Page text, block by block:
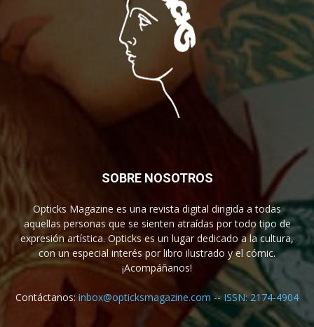
SOBRE NOSOTROS
Opticks Magazine es una revista digital dirigida a todas
aquellas personas que se sienten atraídas por todo tipo de
expresión artística. Opticks es un lugar dedicado a la cultura,
con un especial interés por libro ilustrado y el cómic.
¡Acompáñanos!
Contáctanos:inbox@opticksmagazine.com -- ISSN: 2174-4904